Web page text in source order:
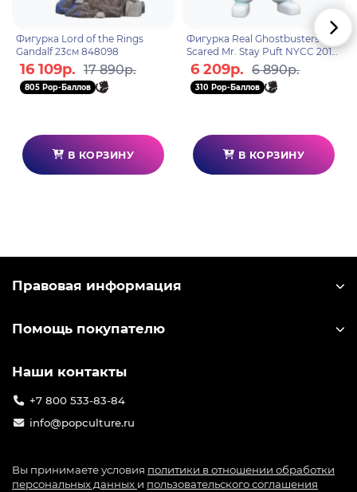
Фигурка Lord of the Rings
Gandalf 23см 848098
16 109р. 17 890р.
805 Pop-Баллов
В КОРЗИНУ
Фигурка Real Ghostbusters
Scared Mr. Stay Puft NYCC 2019
18 см 8835210
6 209р. 6 890р.
310 Pop-Баллов
В КОРЗИНУ
Правовая информация
Помощь покупателю
Наши контакты
+7 800 533-83-84
info@popculture.ru
Вы принимаете условия политики в отношении обработки
персональных данных и пользовательского соглашения